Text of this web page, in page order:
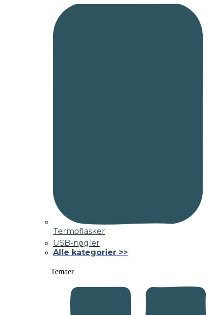
Termoflasker
USB-nøgler
Alle kategorier >>
Temaer